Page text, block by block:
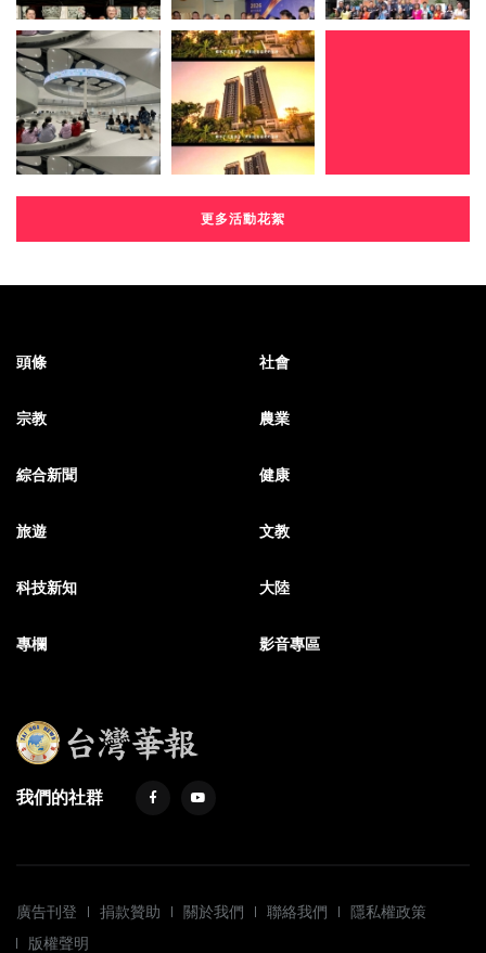
更多活動花絮
頭條 社會
宗教 農業
綜合新聞 健康
旅遊 文教
科技新知 大陸
專欄 影音專區
我們的社群
廣告刊登 捐款贊助 關於我們 聯絡我們
隱私權政策
版權聲明